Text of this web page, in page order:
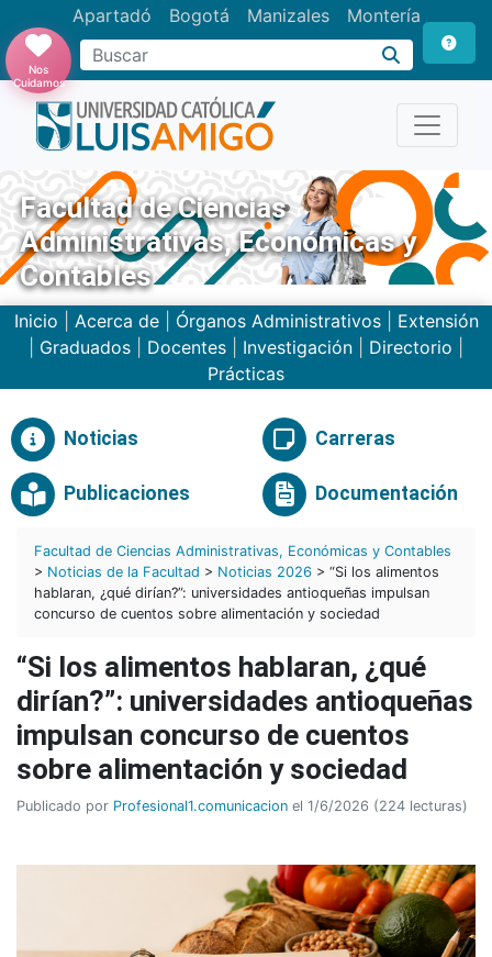
Apartadó Bogotá Manizales Montería
Buscar
Nos
Cuidamos
Facultad de Ciencias
Administrativas, Económicas y
Contables
Inicio Acerca de| Órganos Administrativos| Extensión
Graduados Docentes Investigación Directorio
Prácticas
Noticias Carreras
Publicaciones Documentación
Facultad de Ciencias Administrativas, Económicas y Contables
> Noticias de la Facultad > Noticias 2026 > “Si los alimentos
hablaran, ¿qué dirían?”: universidades antioqueñas impulsan
concurso de cuentos sobre alimentación y sociedad
“Si los alimentos hablaran, ¿qué
dirían?”: universidades antioqueñas
impulsan concurso de cuentos
sobre alimentación y sociedad
Publicado por Profesional1.comunicacion el 1/6/2026 (224 lecturas)